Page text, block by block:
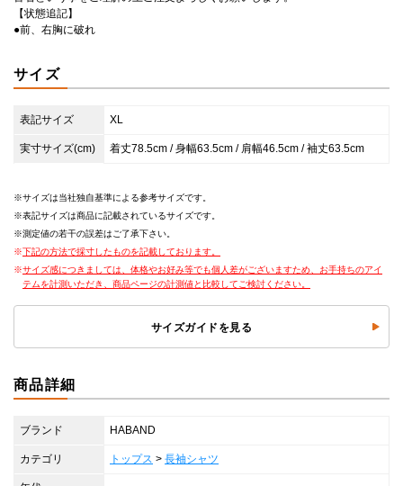
【状態追記】
●前、右胸に破れ
サイズ
表記サイズ XL
実寸サイズ(cm) 着丈78.5cm / 身幅63.5cm / 肩幅46.5cm / 袖丈63.5cm
サイズは当社独自基準による参考サイズです。
表記サイズは商品に記載されているサイズです。
測定値の若干の誤差はご了承下さい。
下記の方法で採寸したものを記載しております。
サイズ感につきましては、体格やお好み等でも個人差がございますため、お手持ちのアイ
テムを計測いただき、商品ページの計測値と比較してご検討ください。
サイズガイドを見る
商品詳細
ブランド HABAND
カテゴリ トップス > 長袖シャツ